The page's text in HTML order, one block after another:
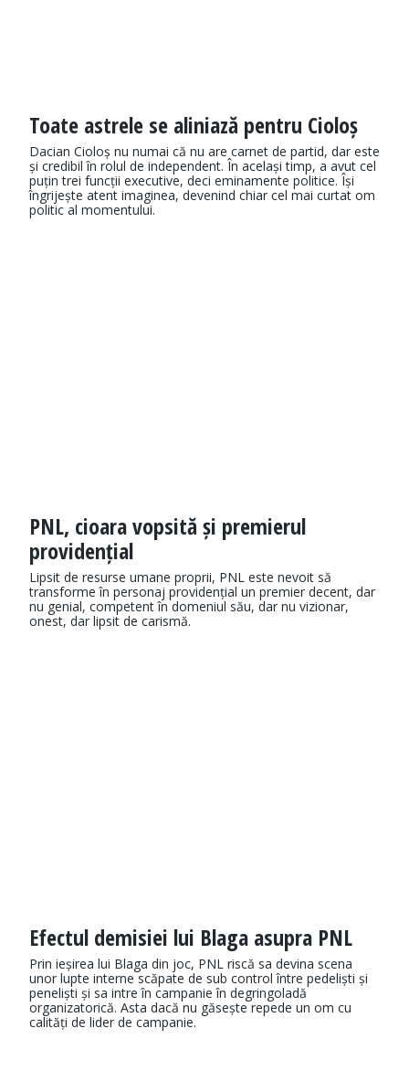
Toate astrele se aliniază pentru Cioloș
Dacian Cioloș nu numai că nu are carnet de partid, dar este
și credibil în rolul de independent. În același timp, a avut cel
puțin trei funcții executive, deci eminamente politice. Își
îngrijește atent imaginea, devenind chiar cel mai curtat om
politic al momentului.
PNL, cioara vopsită și premierul
providențial
Lipsit de resurse umane proprii, PNL este nevoit să
transforme în personaj providențial un premier decent, dar
nu genial, competent în domeniul său, dar nu vizionar,
onest, dar lipsit de carismă.
Efectul demisiei lui Blaga asupra PNL
Prin ieșirea lui Blaga din joc, PNL riscă sa devina scena
unor lupte interne scăpate de sub control între pedeliști și
peneliști și sa intre în campanie în degringoladă
organizatorică. Asta dacă nu găsește repede un om cu
calități de lider de campanie.